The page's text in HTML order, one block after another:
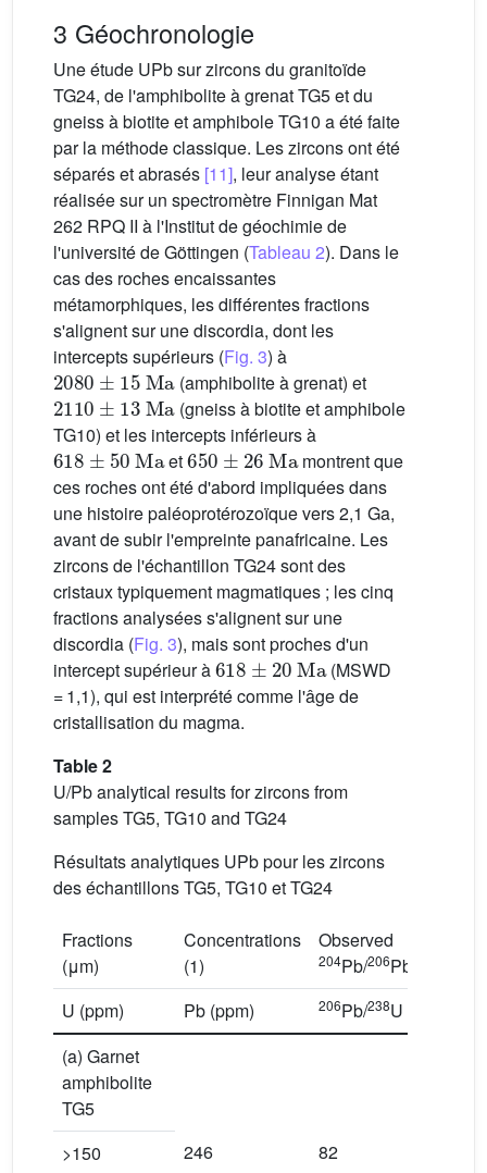
3 Géochronologie
Une étude UPb sur zircons du granitoïde
TG24, de l'amphibolite à grenat TG5 et du
gneiss à biotite et amphibole TG10 a été faite
par la méthode classique. Les zircons ont été
séparés et abrasés [11], leur analyse étant
réalisée sur un spectromètre Finnigan Mat
262 RPQ II à l'Institut de géochimie de
l'université de Göttingen (Tableau 2). Dans le
cas des roches encaissantes
métamorphiques, les différentes fractions
s'alignent sur une discordia, dont les
intercepts supérieurs (Fig. 3) à
2080±15Ma
(amphibolite à grenat) et
2110±13 Ma
(gneiss à biotite et amphibole
TG10) et les intercepts inférieurs à
618±50 Ma
et
650±26 Ma
montrent que
ces roches ont été d'abord impliquées dans
une histoire paléoprotérozoïque vers 2,1 Ga,
avant de subir l'empreinte panafricaine. Les
zircons de l'échantillon TG24 sont des
cristaux typiquement magmatiques ; les cinq
fractions analysées s'alignent sur une
discordia (Fig. 3), mais sont proches d'un
intercept supérieur à
618±20Ma
(MSWD
= 1,1), qui est interprété comme l'âge de
cristallisation du magma.
Table 2
U/Pb analytical results for zircons from
samples TG5, TG10 and TG24
Résultats analytiques UPb pour les zircons
des échantillons TG5, TG10 et TG24
Fractions
(μm)
Concentrations
(1)
Observed
204Pb/206Pb
U (ppm)
Pb (ppm) 206Pb/238U
(a) Garnet
amphibolite
TG5
>150
246 82